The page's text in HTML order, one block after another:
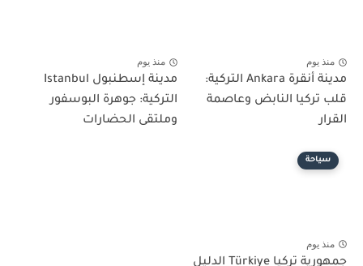
منذ يوم
مدينة أنقرة Ankara التركية:
قلب تركيا النابض وعاصمة
القرار
منذ يوم
مدينة إسطنبول Istanbul
التركية: جوهرة البوسفور
وملتقى الحضارات
سياحة
منذ يوم
جمهورية تركيا Türkiye الدليل